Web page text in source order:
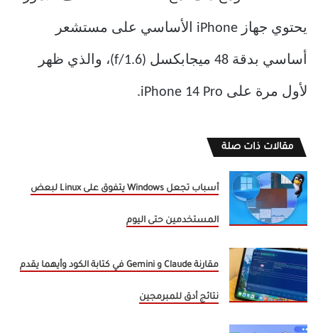
يحتوي جهاز iPhone الأساسي على مستشعر
أساسي بدقة 48 ميجابكسل (f/1.6)، والذي ظهر
لأول مرة على iPhone 14 Pro.
مقالات ذات صلة
أسباب تجعل Windows يتفوق على Linux لبعض
المستخدمين حتى اليوم
مقارنة Claude و Gemini في كتابة الكود وأيهما يقدم
نتائج أدق للمبرمجين